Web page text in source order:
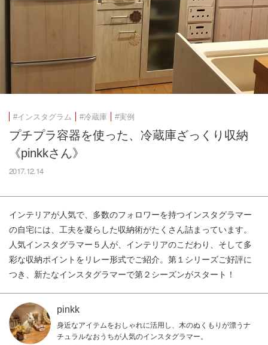
#インスタグラム #冷蔵庫 #実例
プチプラ容器を使った、冷蔵庫ざっくり収納
《pinkkさん》
2017.12.14
インテリアが人気で、多数のフォロワーを持つインスタグラマー
の自宅には、工夫を凝らした収納術がたくさん詰まっています。
人気インスタグラマー５人が、インテリアのこだわり、そして多
彩な収納ポイントをリレー形式でご紹介。第１シリーズご好評に
つき、新たなインスタグラマーで第２シーズンがスタート！
pinkk
身近なアイテムをおしゃれに活用し、木のぬくもりが漂うナ
チュラルなおうちが人気のインスタグラマー。